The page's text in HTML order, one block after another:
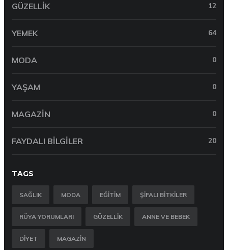
GÜZELLIK 12
YEMEK 64
MODA 0
YAŞAM 0
MAGAZIN 0
FAYDALI BILGILER 20
TAGS
SAĞLIK MODA EĞITIM ŞIFALI BITKILER
RÜYA YORUMLARI GÜZELLIK ANNE VE BEBEK
DIYET MAGAZIN